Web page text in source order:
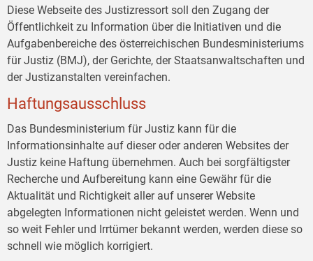
Diese Webseite des Justizressort soll den Zugang der
Öffentlichkeit zu Information über die Initiativen und die
Aufgabenbereiche des österreichischen Bundesministeriums
für Justiz (BMJ), der Gerichte, der Staatsanwaltschaften und
der Justizanstalten vereinfachen.
Haftungsausschluss
Das Bundesministerium für Justiz kann für die
Informationsinhalte auf dieser oder anderen Websites der
Justiz keine Haftung übernehmen. Auch bei sorgfältigster
Recherche und Aufbereitung kann eine Gewähr für die
Aktualität und Richtigkeit aller auf unserer Website
abgelegten Informationen nicht geleistet werden. Wenn und
so weit Fehler und Irrtümer bekannt werden, werden diese so
schnell wie möglich korrigiert.